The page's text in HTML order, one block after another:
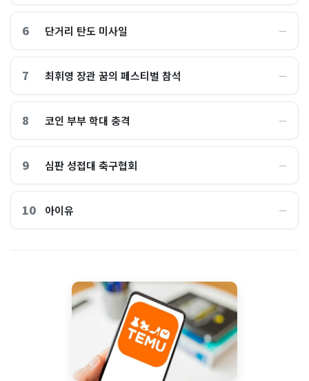
6 단거리 탄도 미사일 ―
7 최휘영 장관 꿈의 페스티벌 참석 ―
8 코인 부부 학대 충격 ―
9 심판 성접대 축구협회 ―
10 아이유 ―